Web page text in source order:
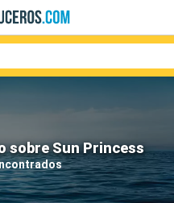
sobre Sun Princess